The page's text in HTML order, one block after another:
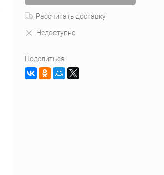
Рассчитать доставку
Недоступно
Поделиться